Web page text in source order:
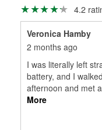
4.2
Veronica Hamby
2 months ago
I was literally left
battery, and I
afternoon and met
More